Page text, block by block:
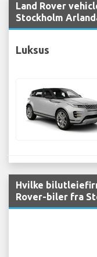
Land Rover
Stockholm
Luksus
Hvilke
Rover-biler fra